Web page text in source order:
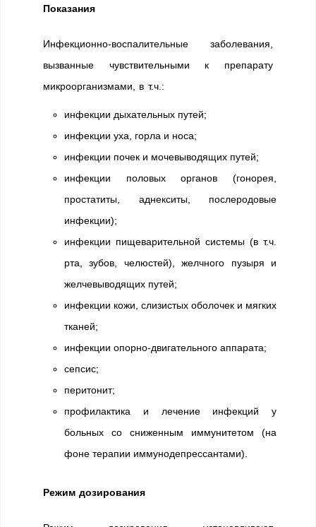
Показания
Инфекционно-воспалительные заболевания,
вызванные чувствительными к препарату
микроорганизмами, в т.ч.:
инфекции дыхательных путей;
инфекции уха, горла и носа;
инфекции почек и мочевыводящих путей;
инфекции половых органов (гонорея,
простатиты, аднекситы, послеродовые
инфекции);
инфекции пищеварительной системы (в т.ч.
рта, зубов, челюстей), желчного пузыря и
желчевыводящих путей;
инфекции кожи, слизистых оболочек и мягких
тканей;
инфекции опорно-двигательного аппарата;
сепсис;
перитонит;
профилактика и лечение инфекций у
больных со сниженным иммунитетом (на
фоне терапии иммунодепрессантами).
Режим дозирования